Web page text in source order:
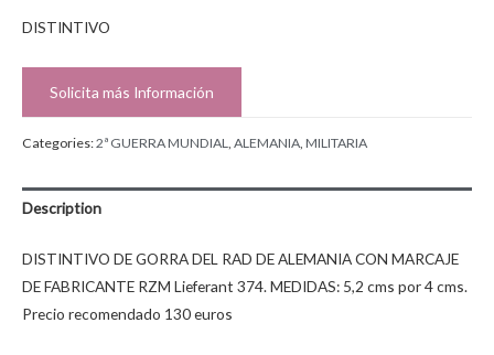
DISTINTIVO
Solicita más Información
Categories:2ª GUERRA MUNDIAL, ALEMANIA, MILITARIA
Description
DISTINTIVO DE GORRA DEL RAD DE ALEMANIA CON MARCAJE
DE FABRICANTE RZM Lieferant 374. MEDIDAS: 5,2 cms por 4 cms.
Precio recomendado 130 euros